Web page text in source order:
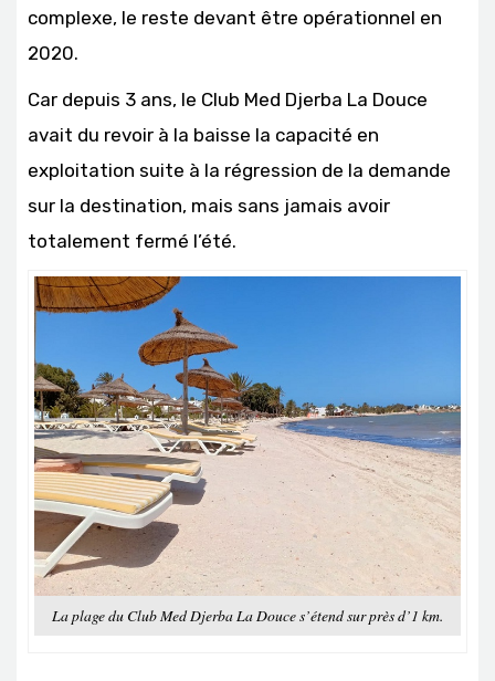
complexe, le reste devant être opérationnel en
2020.
Car depuis 3 ans, le Club Med Djerba La Douce
avait du revoir à la baisse la capacité en
exploitation suite à la régression de la demande
sur la destination, mais sans jamais avoir
totalement fermé l’été.
La plage du Club Med Djerba La Douce s’étend sur près d’1 km.